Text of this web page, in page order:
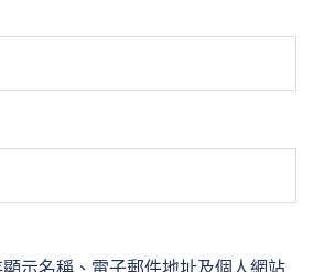
示名稱、電子郵件地址及個人網站